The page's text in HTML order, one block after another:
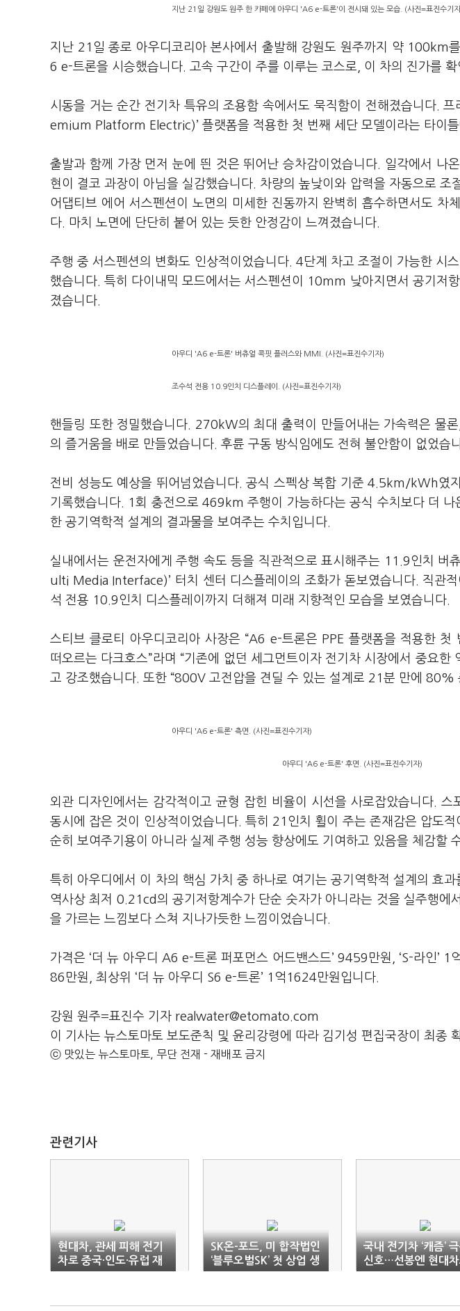
지난 21일 강원도 원주 한 카페에 아우디 'A6 e-트론'이 전시돼 있는 모습. (사진=표진수기
지난 21일 종로 아우디코리아 본사에서 출발해 강원도 원주까지 약 100km
6 e-트론을 시승했습니다. 고속 구간이 주를 이루는 코스로, 이 차의 진가를 확
시동을 거는 순간 전기차 특유의 조용함 속에서도 묵직함이 전해졌습니다. 프
emium Platform Electric)’ 플랫폼을 적용한 첫 번째 세단 모델이라는 타이틀
출발과 함께 가장 먼저 눈에 띈 것은 뛰어난 승차감이었습니다. 일각에서 나
현이 결코 과장이 아님을 실감했습니다. 차량의 높낮이와 압력을 자동으로 조
어댑티브 에어 서스펜션이 노면의 미세한 진동까지 완벽히 흡수하면서도 차
다. 마치 노면에 단단히 붙어 있는 듯한 안정감이 느껴졌습니다.
주행 중 서스펜션의 변화도 인상적이었습니다. 4단계 차고 조절이 가능한 시
했습니다. 특히 다이내믹 모드에서는 서스펜션이 10mm 낮아지면서 공기저
졌습니다.
아우디 'A6 e-트론' 버츄얼 콕핏 플러스와 MMI. (사진=표진수기자)
조수석 전용 10.9인치 디스플레이. (사진=표진수기자)
핸들링 또한 정밀했습니다. 270kW의 최대 출력이 만들어내는 가속력은 물
의 즐거움을 배로 만들었습니다. 후륜 구동 방식임에도 전혀 불안함이 없었습
전비 성능도 예상을 뛰어넘었습니다. 공식 스펙상 복합 기준 4.5km/kWh
기록했습니다. 1회 충전으로 469km 주행이 가능하다는 공식 수치보다 더 나
한 공기역학적 설계의 결과물을 보여주는 수치입니다.
실내에서는 운전자에게 주행 속도 등을 직관적으로 표시해주는 11.9인치 버
ulti Media Interface)’ 터치 센터 디스플레이의 조화가 돋보였습니다. 직관
석 전용 10.9인치 디스플레이까지 더해져 미래 지향적인 모습을 보였습니다.
스티브 클로티 아우디코리아 사장은 “A6 e-트론은 PPE 플랫폼을 적용한 첫
떠오르는 다크호스”라며 “기존에 없던 세그먼트이자 전기차 시장에서 중요한
고 강조했습니다. 또한 “800V 고전압을 견딜 수 있는 설계로 21분 만에 80%
아우디 'A6 e-트론' 측면. (사진=표진수기자)
아우디 'A6 e-트론' 후면. (사진=표진수기자)
외관 디자인에서는 감각적이고 균형 잡힌 비율이 시선을 사로잡았습니다. 스
동시에 잡은 것이 인상적이었습니다. 특히 21인치 휠이 주는 존재감은 압도
순히 보여주기용이 아니라 실제 주행 성능 향상에도 기여하고 있음을 체감할
특히 아우디에서 이 차의 핵심 가치 중 하나로 여기는 공기역학적 설계의 효
역사상 최저 0.21cd의 공기저항계수가 단순 숫자가 아니라는 것을 실주행에
을 가르는 느낌보다 스쳐 지나가듯한 느낌이었습니다.
가격은 ‘더 뉴 아우디 A6 e-트론 퍼포먼스 어드밴스드’ 9459만원, ‘S-라인’ 1
86만원, 최상위 ‘더 뉴 아우디 S6 e-트론’ 1억1624만원입니다.
강원 원주=표진수 기자 realwater@etomato.com
이 기사는 뉴스토마토 보도준칙 및 윤리강령에 따라 김기성 편집국장이 최종
ⓒ 맛있는 뉴스토마토, 무단 전재 - 재배포 금지
관련기사
현대차, 관세 피해 전기
차로 중국·인도·유럽 재
공략
SK온-포드, 미 합작법인
‘블루오벌SK’ 첫 상업 생
산 개시
국내 전기차 ‘캐즘’
신호…선봉엔 현대
룹